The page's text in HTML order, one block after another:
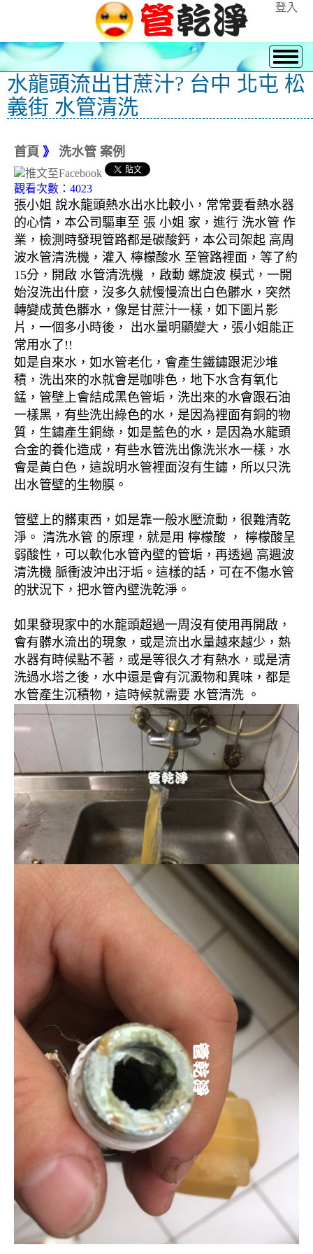
登入
水龍頭流出甘蔗汁? 台中 北屯 松
義街 水管清洗
首頁 》 洗水管 案例
觀看次數：4023
張小姐 說水龍頭熱水出水比較小，常常要看熱水器
的心情，本公司驅車至 張 小姐 家，進行 洗水管 作
業，檢測時發現管路都是碳酸鈣，本公司架起 高周
波水管清洗機，灌入 檸檬酸水 至管路裡面，等了約
15分，開啟 水管清洗機 ，啟動 螺旋波 模式，一開
始沒洗出什麼，沒多久就慢慢流出白色髒水，突然
轉變成黃色髒水，像是甘蔗汁一樣，如下圖片影
片，一個多小時後， 出水量明顯變大，張小姐能正
常用水了!!
如是自來水，如水管老化，會產生鐵鏽跟泥沙堆
積，洗出來的水就會是咖啡色，地下水含有氧化
錳，管壁上會結成黑色管垢，洗出來的水會跟石油
一樣黑，有些洗出綠色的水，是因為裡面有銅的物
質，生鏽產生銅綠，如是藍色的水，是因為水龍頭
合金的養化造成，有些水管洗出像洗米水一樣，水
會是黃白色，這說明水管裡面沒有生鏽，所以只洗
出水管壁的生物膜。
管壁上的髒東西，如是靠一般水壓流動，很難清乾
淨。 清洗水管 的原理，就是用 檸檬酸 ， 檸檬酸呈
弱酸性，可以軟化水管內壁的管垢，再透過 高週波
清洗機 脈衝波沖出汙垢。這樣的話，可在不傷水管
的狀況下，把水管內壁洗乾淨。
如果發現家中的水龍頭超過一周沒有使用再開啟，
會有髒水流出的現象，或是流出水量越來越少，熱
水器有時候點不著，或是等很久才有熱水，或是清
洗過水塔之後，水中還是會有沉澱物和異味，都是
水管產生沉積物，這時候就需要 水管清洗 。